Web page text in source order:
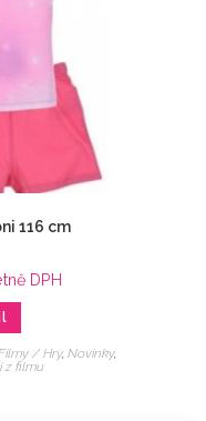
116 cm
DPH
/ Hry,Novinky,
z filmu